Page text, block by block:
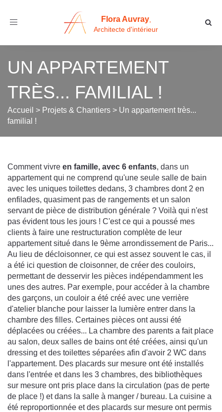
Toggle
Flora Auvray,
Architecte d'intérieur
UN APPARTEMENT
TRÈS... FAMILIAL !
Accueil > Projets & Chantiers > Un appartement très...
familial !
Comment vivre en famille, avec 6 enfants, dans un
appartement qui ne comprend qu'une seule salle de bain
avec les uniques toilettes dedans, 3 chambres dont 2 en
enfilades, quasiment pas de rangements et un salon
servant de pièce de distribution générale ? Voilà qui n'est
pas évident tous les jours ! C'est ce qui a poussé mes
clients à faire une restructuration complète de leur
appartement situé dans le 9ème arrondissement de Paris...
Au lieu de décloisonner, ce qui est assez souvent le cas, il
a été ici question de cloisonner, de créer des couloirs,
permettant de desservir les pièces indépendamment les
unes des autres. Par exemple, pour accéder à la chambre
des garçons, un couloir a été créé avec une verrière
d'atelier blanche pour laisser la lumière entrer dans la
chambre des filles. Certaines pièces ont aussi été
déplacées ou créées... La chambre des parents a fait place
au salon, deux salles de bains ont été créées, ainsi qu'un
dressing et des toilettes séparées afin d'avoir 2 WC dans
l'appartement. Des placards sur mesure ont été installés
dans l'entrée et dans les 3 chambres, des bibliothèques
sur mesure ont pris place dans la circulation (pas de perte
de place !) et dans la salle à manger / bureau. La cuisine a
été reproportionnée et des placards sur mesure ont permis